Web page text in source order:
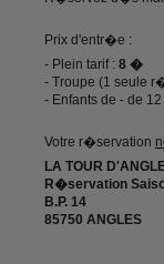
Prix d'entr�e :
- Plein tarif : 8 �
- Troupe (1 seule
- Enfants de - de
Votre r�servation
LA TOUR
R�servation
B.P. 14
85750 ANGLES